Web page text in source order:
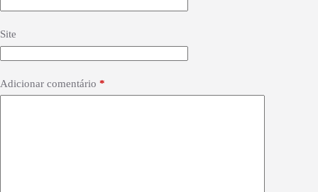
Site
Adicionar comentário *